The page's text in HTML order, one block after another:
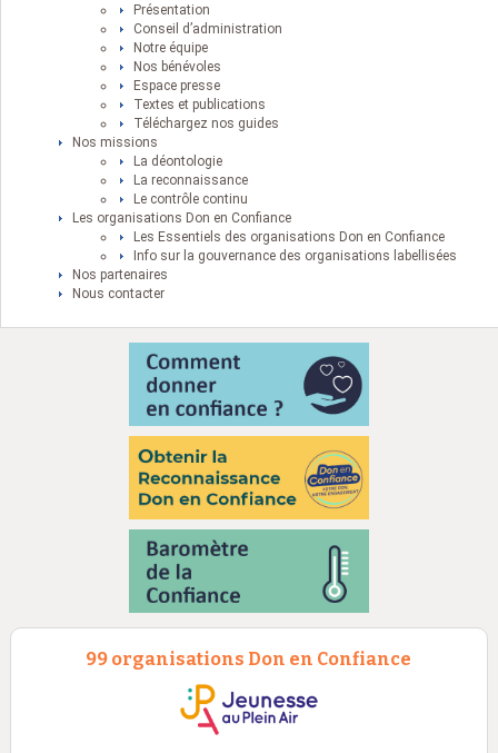
Présentation
Conseil d’administration
Notre équipe
Nos bénévoles
Espace presse
Textes et publications
Téléchargez nos guides
Nos missions
La déontologie
La reconnaissance
Le contrôle continu
Les organisations Don en Confiance
Les Essentiels des organisations Don en Confiance
Info sur la gouvernance des organisations labellisées
Nos partenaires
Nous contacter
99 organisations Don en Confiance